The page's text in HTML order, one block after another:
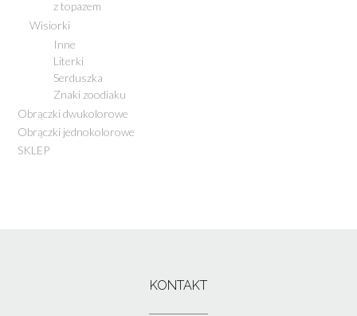
z topazem
Wisiorki
Inne
Literki
Serduszka
Znaki zoodiaku
Obrączki dwukolorowe
Obrączki jednokolorowe
SKLEP
KONTAKT